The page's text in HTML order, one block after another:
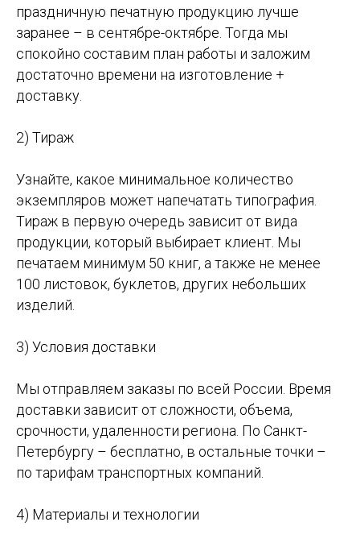
праздничную печатную продукцию лучше
заранее – в сентябре-октябре. Тогда мы
спокойно составим план работы и заложим
достаточно времени на изготовление +
доставку.
2) Тираж
Узнайте, какое минимальное количество
экземпляров может напечатать типография.
Тираж в первую очередь зависит от вида
продукции, который выбирает клиент. Мы
печатаем минимум 50 книг, а также не менее
100 листовок, буклетов, других небольших
изделий.
3) Условия доставки
Мы отправляем заказы по всей России. Время
доставки зависит от сложности, объема,
срочности, удаленности региона. По Санкт-
Петербургу – бесплатно, в остальные точки –
по тарифам транспортных компаний.
4) Материалы и технологии